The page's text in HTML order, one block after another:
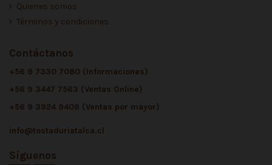
Quienes somos
Términos y condiciones
Contáctanos
+56 9 7330 7080 (Informaciones)
+56 9 3447 7563 (Ventas Online)
+56 9 3924 9406 (Ventas por mayor)
info@tostaduriatalca.cl
Síguenos